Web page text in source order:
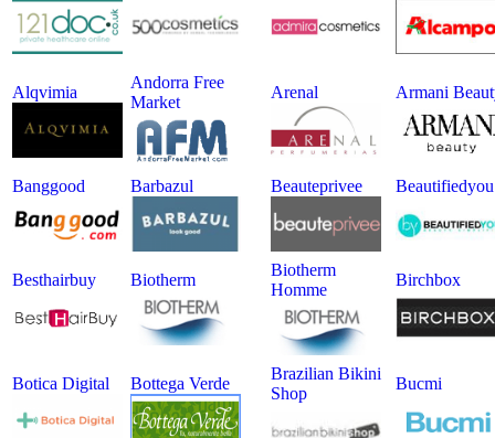
Alqvimia
Andorra Free
Market
Arenal Armani
Banggood Barbazul Beauteprivee Beautifiedyou
Besthairbuy Biotherm
Biotherm
Homme
Birchbox
Botica Digital Bottega Verde
Brazilian Bikini
Shop
Bucmi